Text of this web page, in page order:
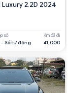
Luxury 2.2D 2024
số
- Số tự động
Km đã đi
41,000